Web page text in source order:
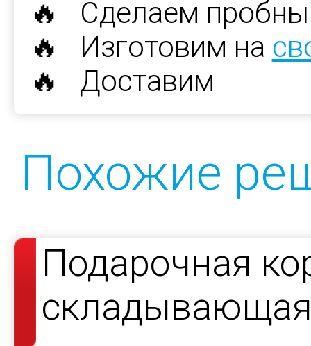
🔥 Сделаем
🔥 Изготовим на
🔥 Доставим
Похожие
Подарочная